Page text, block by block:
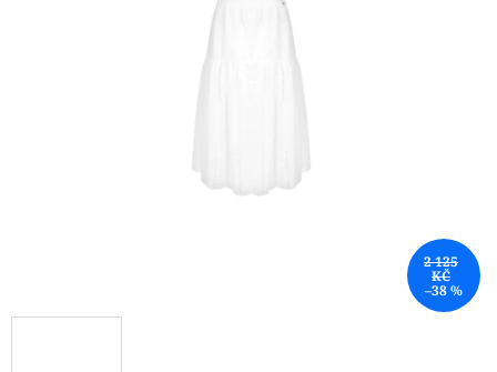
2 125
KČ
–38 %